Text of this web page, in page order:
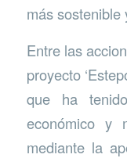
más sostenible
Entre las
proyecto
que ha
económico y
mediante la